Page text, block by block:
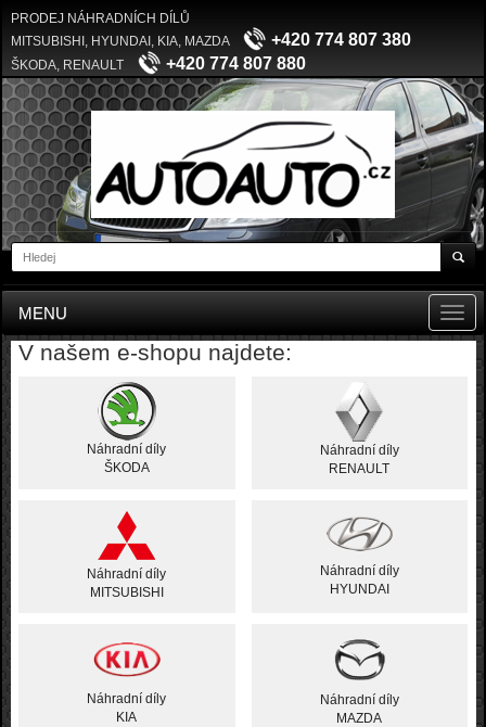
PRODEJ NÁHRADNÍCH DÍLŮ
MITSUBISHI, HYUNDAI, KIA, MAZDA
+420 774 807 380
ŠKODA, RENAULT +420 774 807 880
MENU
V našem e-shopu najdete:
Náhradní díly
ŠKODA
Náhradní díly
RENAULT
Náhradní díly
MITSUBISHI
Náhradní díly
HYUNDAI
Náhradní díly
KIA
Náhradní díly
MAZDA